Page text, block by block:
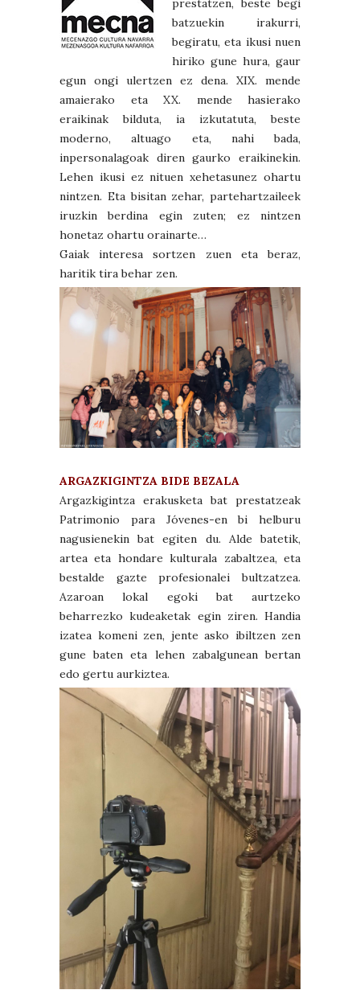
prestatzen, beste begi
batzuekin irakurri,
begiratu, eta ikusi nuen
hiriko gune hura, gaur
egun ongi ulertzen ez dena. XIX. mende
amaierako eta XX. mende hasierako
eraikinak bilduta, ia izkutatuta, beste
moderno, altuago eta, nahi bada,
inpersonalagoak diren gaurko eraikinekin.
Lehen ikusi ez nituen xehetasunez ohartu
nintzen. Eta bisitan zehar, partehartzaileek
iruzkin berdina egin zuten; ez nintzen
honetaz ohartu orainarte…
Gaiak interesa sortzen zuen eta beraz,
haritik tira behar zen.
ARGAZKIGINTZA BIDE BEZALA
Argazkigintza erakusketa bat prestatzeak
Patrimonio para Jóvenes-en bi helburu
nagusienekin bat egiten du. Alde batetik,
artea eta hondare kulturala zabaltzea, eta
bestalde gazte profesionalei bultzatzea.
Azaroan lokal egoki bat aurtzeko
beharrezko kudeaketak egin ziren. Handia
izatea komeni zen, jente asko ibiltzen zen
gune baten eta lehen zabalgunean bertan
edo gertu aurkiztea.